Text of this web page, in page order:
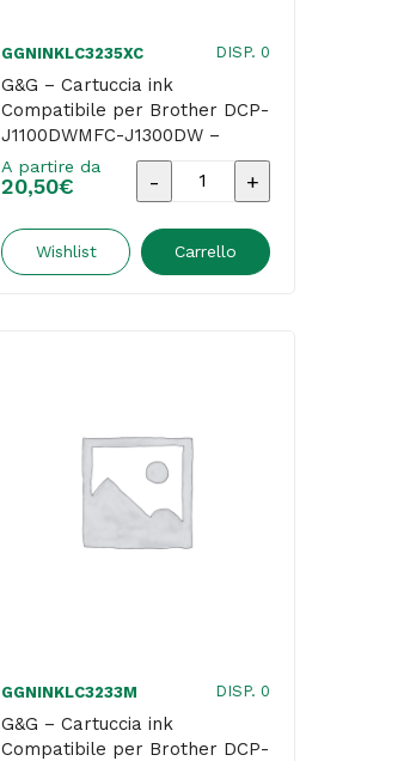
GGNINKLC3235XC DISP. 0
G&G – Cartuccia ink
Compatibile per Brother DCP-
J1100DWMFC-J1300DW –
Ciano
A partire da
20,50€
G&G
Cartuccia
J1100DWMFC-
J1300DW
Wishlist Carrello
GGNINKLC3233M DISP. 0
G&G – Cartuccia ink
Compatibile per Brother DCP-